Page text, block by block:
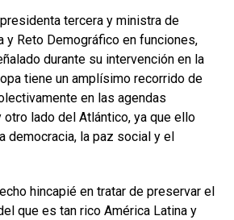
tercera y ministra de
y Reto Demográfico en funciones,
durante su intervención en la
tiene un amplísimo recorrido de
en las agendas
otro lado del Atlántico, ya que ello
democracia, la paz social y el
hincapié en tratar de preservar el
que es tan rico América Latina y